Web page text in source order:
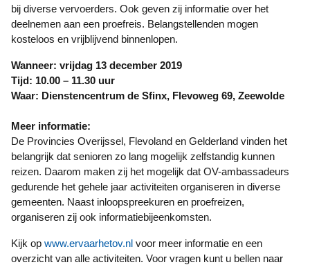
bij diverse vervoerders. Ook geven zij informatie over het
deelnemen aan een proefreis. Belangstellenden mogen
kosteloos en vrijblijvend binnenlopen.
Wanneer: vrijdag 13 december 2019
Tijd: 10.00 – 11.30 uur
Waar: Dienstencentrum de Sfinx, Flevoweg 69, Zeewolde
Meer informatie:
De Provincies Overijssel, Flevoland en Gelderland vinden het
belangrijk dat senioren zo lang mogelijk zelfstandig kunnen
reizen. Daarom maken zij het mogelijk dat OV-ambassadeurs
gedurende het gehele jaar activiteiten organiseren in diverse
gemeenten. Naast inloopspreekuren en proefreizen,
organiseren zij ook informatiebijeenkomsten.
Kijk op www.ervaarhetov.nl voor meer informatie en een
overzicht van alle activiteiten. Voor vragen kunt u bellen naar